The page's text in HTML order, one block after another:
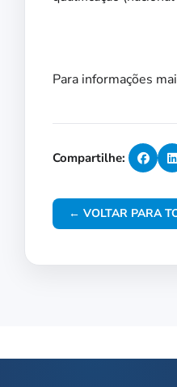
Para informações
Compartilhe:
← VOLTAR PARA